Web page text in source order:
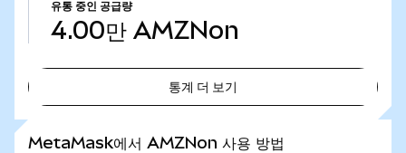
유통 중인 공급량
4.00만 AMZNon
통계 더 보기
MetaMask에서 AMZNon 사용 방법